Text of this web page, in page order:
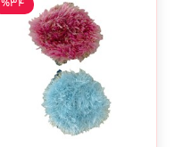
%34